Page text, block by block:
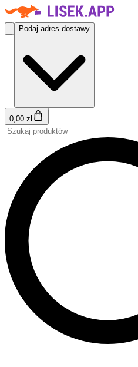
Podaj adres dostawy
0,00 zł